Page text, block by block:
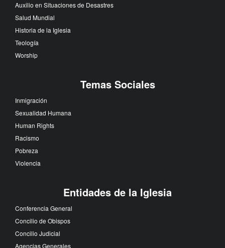
Auxilio en Situaciones de Desastres
Salud Mundial
Historia de la Iglesia
Teología
Worship
Temas Sociales
Inmigración
Sexualidad Humana
Human Rights
Racismo
Pobreza
Violencia
Entidades de la Iglesia
Conferencia General
Concilio de Obispos
Concilio Judicial
Agencias Generales